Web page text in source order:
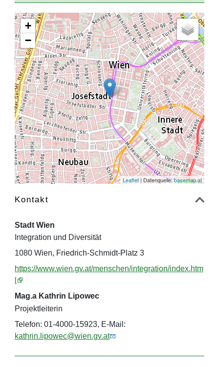
+
−
Leaflet | Datenquelle:basemap.at
Kontakt
Stadt Wien
Integration und Diversität
1080 Wien, Friedrich-Schmidt-Platz 3
https://www.wien.gv.at/menschen/integration/index.htm
Mag.a Kathrin Lipowec
Projektleiterin
Telefon: 01-4000-15923, E-Mail:
kathrin.lipowec@wien.gv.at